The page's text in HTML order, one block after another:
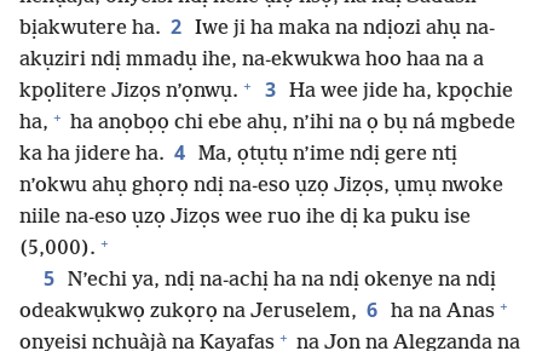
bịakwutere ha. 2 Iwe ji ha maka na ndịozi ahụ na-
akụziri ndị mmadụ ihe, na-ekwukwa hoo haa na a
kpọlitere Jizọs n’ọnwụ. + 3 Ha wee jide ha, kpọchie
ha, + ha anọbọọ chi ebe ahụ, n’ihi na ọ bụ ná mgbede
ka ha jidere ha. 4 Ma, ọtụtụ n’ime ndị gere ntị
n’okwu ahụ ghọrọ ndị na-eso ụzọ Jizọs, ụmụ nwoke
niile na-eso ụzọ Jizọs wee ruo ihe dị ka puku ise
(5,000). +
5 N’echi ya, ndị na-achị ha na ndị okenye na ndị
odeakwụkwọ zukọrọ na Jeruselem, 6 ha na Anas +
onyeisi nchụàjà na Kayafas + na Jọn na Alegzanda na